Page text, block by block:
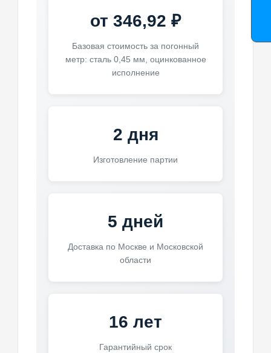
от 346,92 ₽
Базовая стоимость за погонный
метр: сталь 0,45 мм, оцинкованное
исполнение
2 дня
Изготовление партии
5 дней
Доставка по Москве и Московской
области
16 лет
Гарантийный срок